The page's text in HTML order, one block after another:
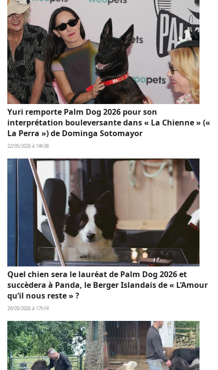
Yuri remporte Palm Dog 2026 pour son
interprétation bouleversante dans « La Chienne » («
La Perra ») de Dominga Sotomayor
22/05/2026 à 14h38
Quel chien sera le lauréat de Palm Dog 2026 et
succèdera à Panda, le Berger Islandais de « L’Amour
qu’il nous reste » ?
20/05/2026 à 17h14